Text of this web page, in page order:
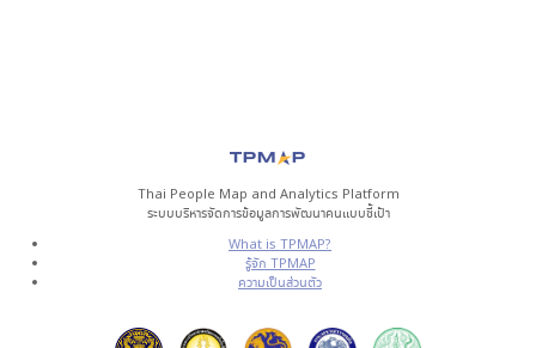
Thai People Map and Analytics Platform
ระบบบริหารจัดการข้อมูลการพัฒนาคนแบบชี้เป้า
What is TPMAP?
รู้จัก TPMAP
ความเป็นส่วนตัว